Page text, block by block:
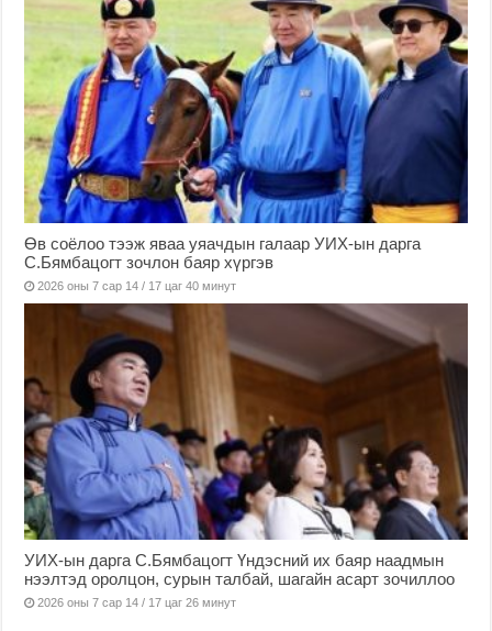
Өв соёлоо тээж яваа уяачдын галаар УИХ-ын дарга
С.Бямбацогт зочлон баяр хүргэв
2026 оны 7 сар 14 / 17 цаг 40 минут
УИХ-ын дарга С.Бямбацогт Үндэсний их баяр наадмын
нээлтэд оролцон, сурын талбай, шагайн асарт зочиллоо
2026 оны 7 сар 14 / 17 цаг 26 минут